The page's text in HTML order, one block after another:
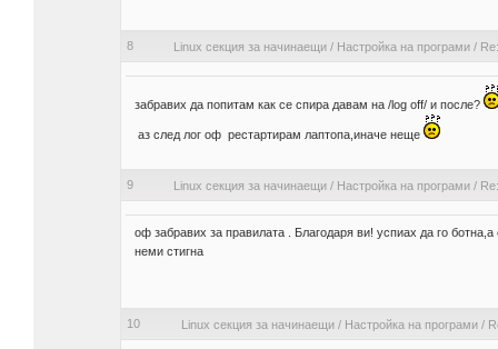
8 Linux секция за начинаещи/ Настройка на програми/
забравих да попитам как се спира давам на /log off/ и после?
аз след лог оф рестартирам лаптопа,иначе неще
9 Linux секция за начинаещи/ Настройка на програми/
оф забравих за правилата . Благодаря ви! успиах да го
неми стигна
10 Linux секция за начинаещи/ Настройка на програми/